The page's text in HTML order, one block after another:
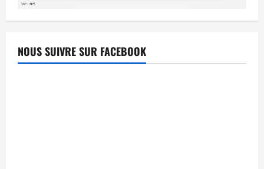
NOUS SUIVRE SUR FACEBOOK